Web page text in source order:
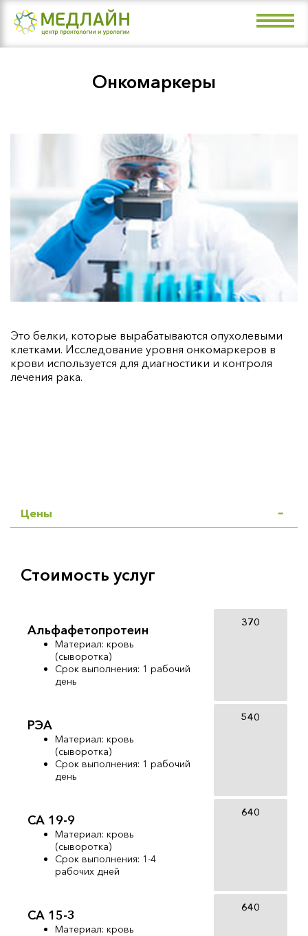
Направления
+7 (4912) 99-07-99
Рязань, ул. Маяковского, 36а (пл.
Мичурина)
Рязань, Малое шоссе, 3 (пл. Победы)
Онкомаркеры
Это белки, которые вырабатываются опухолевыми
клетками. Исследование уровня онкомаркеров в
крови используется для диагностики и контроля
лечения рака.
Цены
Стоимость услуг
Альфафетопротеин
Материал: кровь
(сыворотка)
Срок выполнения: 1 рабочий
день
370
РЭА
Материал: кровь
(сыворотка)
Срок выполнения: 1 рабочий
день
540
СА 19-9
Материал: кровь
(сыворотка)
Срок выполнения: 1-4
рабочих дней
640
СА 15-3
Материал: кровь
640